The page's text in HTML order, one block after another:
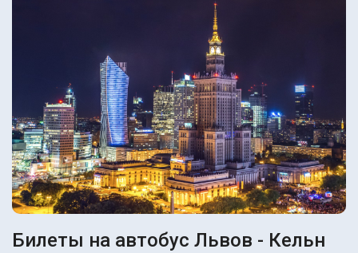
Билеты на автобус Львов - Кельн